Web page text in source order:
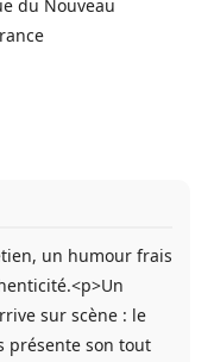
du Nouveau
un humour frais
sur scène : le
présente son tout